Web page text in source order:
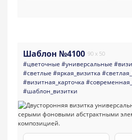
Шаблон №4100 90 x 50
#цветочные #универсальные
#светлые #яркая_визитка
#визитная_карточка
#шаблон_визитки